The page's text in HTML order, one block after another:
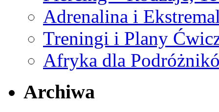
Adrenalina i
Treningi i Plany
Afryka dla
Archiwa